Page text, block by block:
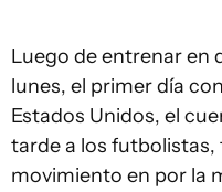
Luego de entrenar en
lunes, el primer día
Estados Unidos, el
tarde a los futbolistas,
movimiento en por la